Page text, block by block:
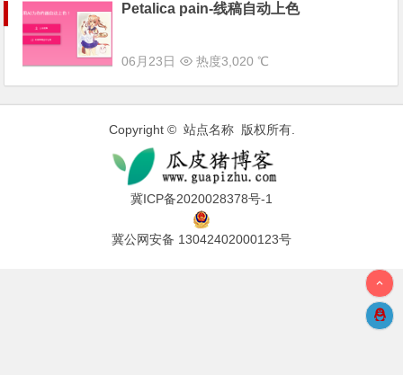
Petalica pain-线稿自动上色
06月23日 热度3,020 ℃
Copyright © 站点名称 版权所有.
冀ICP备2020028378号-1
冀公网安备 13042402000123号